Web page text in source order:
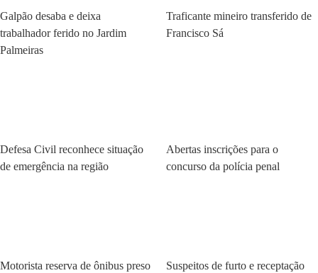
Galpão desaba e deixa
trabalhador ferido no Jardim
Palmeiras
Traficante mineiro transferido de
Francisco Sá
Defesa Civil reconhece situação
de emergência na região
Abertas inscrições para o
concurso da polícia penal
Motorista reserva de ônibus preso
Suspeitos de furto e receptação